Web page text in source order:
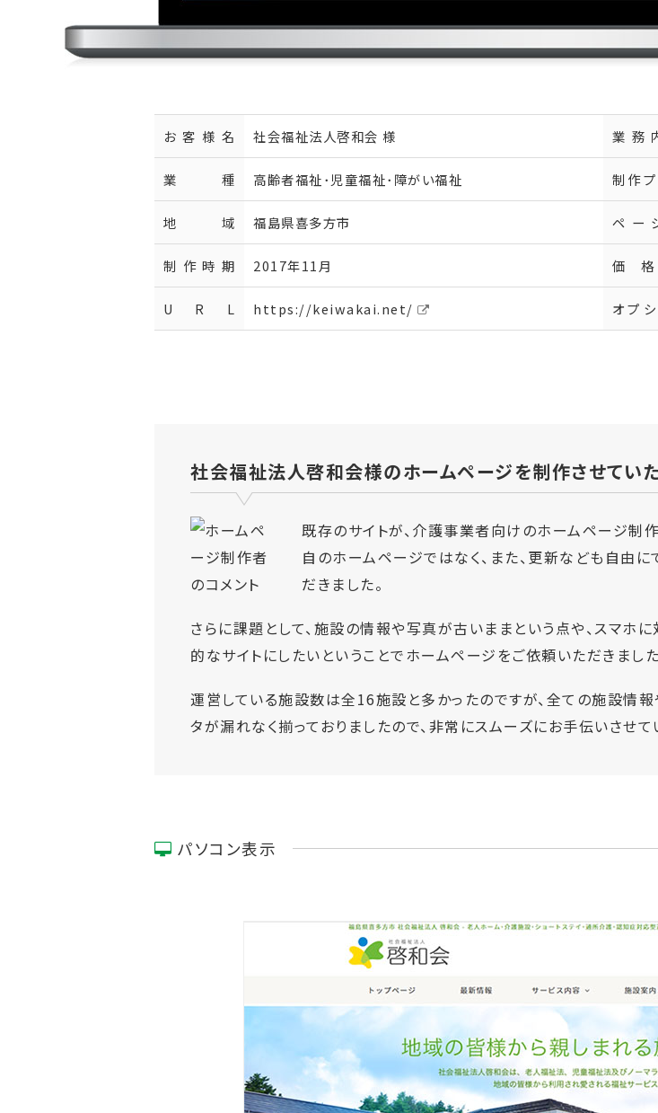
お客様名 社会福祉法人啓和会 様
業種 高齢者福祉･児童福祉･障がい福祉
地域 福島県喜多方市
制作時期 2017年11月
U R L https://keiwakai.net/
業務
制作
ペー
価
オプ
社会福祉法人啓和会様のホームページを制作させていた
既存のサイトが、介護事業者向けのホームページ制
自のホームページではなく、また、更新なども自由
だきました。
さらに課題として、施設の情報や写真が古いままという点や、スマホ
的なサイトにしたいということでホームページをご依頼いただきました
運営している施設数は全16施設と多かったのですが、全ての施設情
タが漏れなく揃っておりましたので、非常にスムーズにお手伝いさせて
パソコン表示